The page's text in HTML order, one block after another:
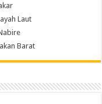
Laut
Barat